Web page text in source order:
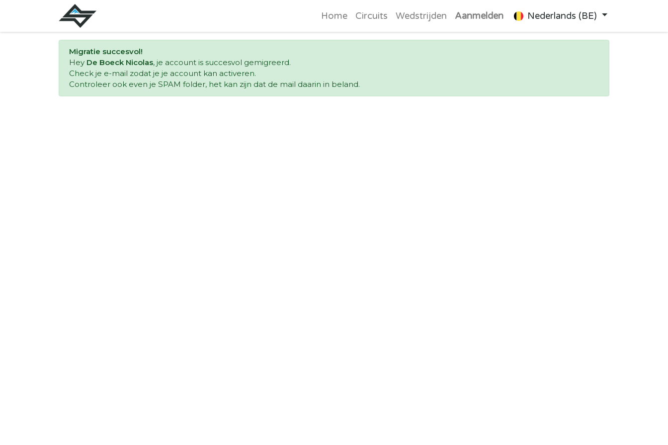
Home Circuits Wedstrijden Aanmelden Nederlands (BE)
Migratie succesvol!
Hey De Boeck Nicolas, je account is succesvol gemigreerd.
Check je e-mail zodat je je account kan activeren.
Controleer ook even je SPAM folder, het kan zijn dat de mail daarin in beland.